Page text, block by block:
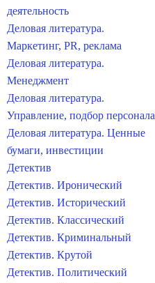
деятельность
Деловая литература.
Маркетинг, PR, реклама
Деловая литература.
Менеджмент
Деловая литература.
Управление, подбор персонала
Деловая литература. Ценные
бумаги, инвестиции
Детектив
Детектив. Иронический
Детектив. Исторический
Детектив. Классический
Детектив. Криминальный
Детектив. Крутой
Детектив. Политический